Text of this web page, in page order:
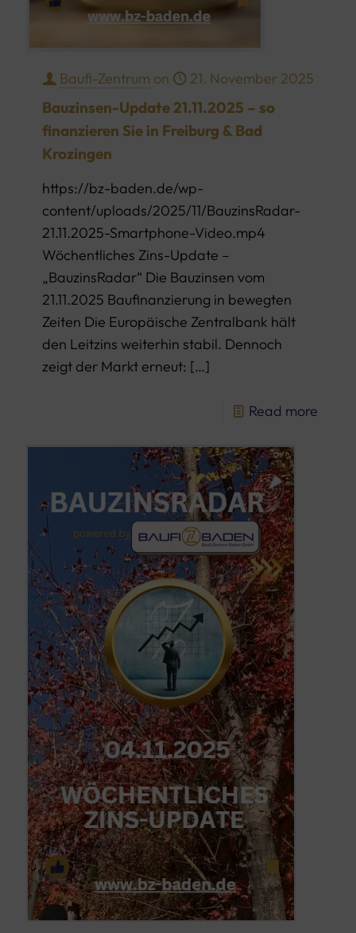
Baufi-Zentrum on 21. November 2025
Bauzinsen-Update 21.11.2025 – so
finanzieren Sie in Freiburg & Bad
Krozingen
https://bz-baden.de/wp-
content/uploads/2025/11/BauzinsRadar-
21.11.2025-Smartphone-Video.mp4
Wöchentliches Zins-Update –
„BauzinsRadar“ Die Bauzinsen vom
21.11.2025 Baufinanzierung in bewegten
Zeiten Die Europäische Zentralbank hält
den Leitzins weiterhin stabil. Dennoch
zeigt der Markt erneut: […]
Read more